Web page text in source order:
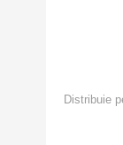
Distribuie